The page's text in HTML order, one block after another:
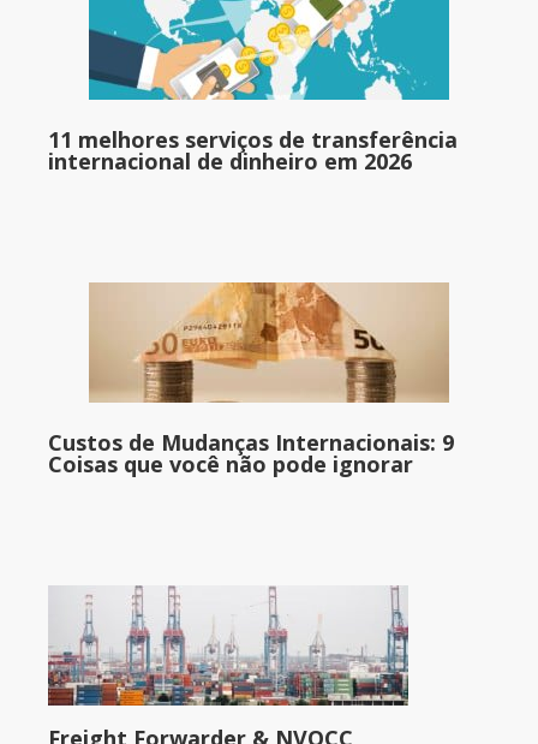
11 melhores serviços de transferência
internacional de dinheiro em 2026
Custos de Mudanças Internacionais: 9
Coisas que você não pode ignorar
Freight Forwarder & NVOCC